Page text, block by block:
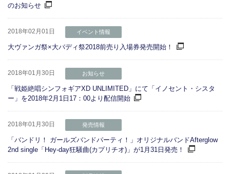
のお知らせ
2018年02月01日 イベント情報
大ヴァンガ祭×大バディ祭2018前売り入場券発売開始！
2018年01月30日 お知らせ
「戦姫絶唱シンフォギアXD UNLIMITED」にて「イノセント・シスタ
ー」を2018年2月1日17：00より配信開始
2018年01月30日 発売情報
「バンドリ！ ガールズバンドパーティ！」オリジナルバンドAfterglow
2nd single「Hey-day狂騒曲(カプリチオ)」が1月31日発売！